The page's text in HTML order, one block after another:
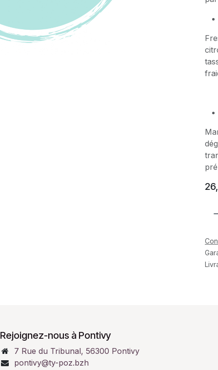
Rejoignez-nous à Pontivy
7 Rue du Tribunal, 56300 Pontivy
pontivy@ty-poz.bzh